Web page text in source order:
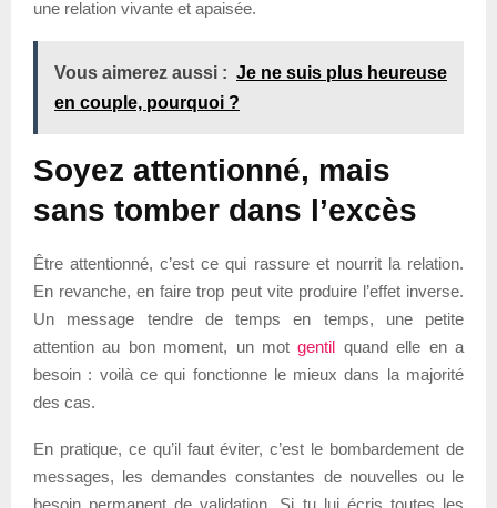
une relation vivante et apaisée.
Vous aimerez aussi : Je ne suis plus heureuse
en couple, pourquoi ?
Soyez attentionné, mais
sans tomber dans l’excès
Être attentionné, c’est ce qui rassure et nourrit la relation.
En revanche, en faire trop peut vite produire l’effet inverse.
Un message tendre de temps en temps, une petite
attention au bon moment, un motgentil quand elle en a
besoin : voilà ce qui fonctionne le mieux dans la majorité
des cas.
En pratique, ce qu’il faut éviter, c’est le bombardement de
messages, les demandes constantes de nouvelles ou le
besoin permanent de validation. Si tu lui écris toutes les